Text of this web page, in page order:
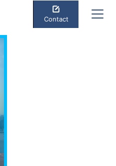
Contact